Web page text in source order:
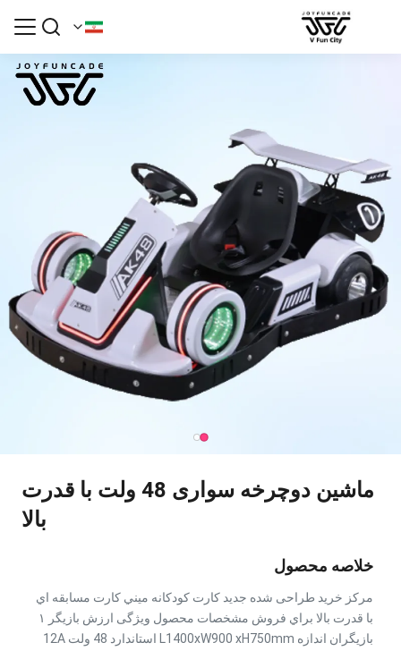
ماشين دوچرخه سواری 48 ولت با قدرت
بالا
خلاصه محصول
مرکز خرید طراحی شده جدید کارت کودکانه ميني کارت مسابقه اي
با قدرت بالا براي فروش مشخصات محصول ویژگی ارزش بازيگر ۱
بازیگران اندازه L1400xW900 xH750mm استاندارد 48 ولت 12A